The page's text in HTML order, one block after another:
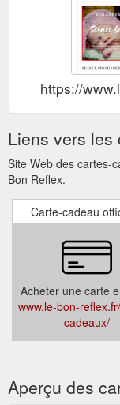
https://
Liens vers les
Site Web des cartes-
Bon Reflex.
Carte-cadeau
Acheter une carte
www.le-bon-
cadeaux/
Aperçu des